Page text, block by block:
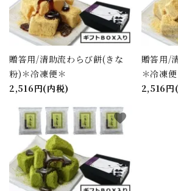
贈答用/清助流わらび餅(きな
粉)＊冷凍便＊
2,516円(内税)
贈答用/
＊冷凍便
2,516円
favorite